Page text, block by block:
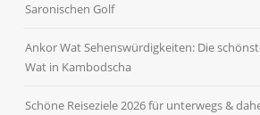
Saronischen Golf
Ankor Wat Sehenswürdigkeiten: Die
Wat in Kambodscha
Schöne Reiseziele 2026 für unterwegs &